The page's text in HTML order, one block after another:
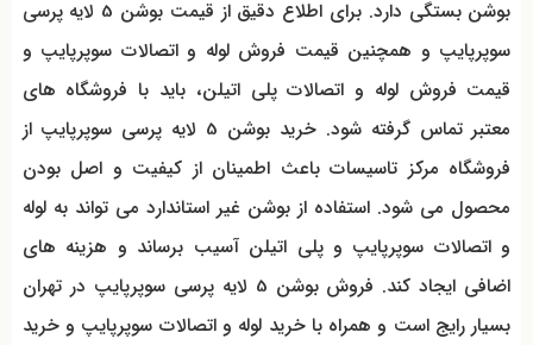
بوشن بستگی دارد. برای اطلاع دقیق از قیمت بوشن 5 لایه پرسی
سوپرپایپ و همچنین قیمت فروش لوله و اتصالات سوپرپایپ و
قیمت فروش لوله و اتصالات پلی اتیلن، باید با فروشگاه‌ های
معتبر تماس گرفته شود. خرید بوشن 5 لایه پرسی سوپرپایپ از
فروشگاه مرکز تاسیسات باعث اطمینان از کیفیت و اصل بودن
محصول می شود. استفاده از بوشن غیر استاندارد می تواند به لوله
و اتصالات سوپرپایپ و پلی اتیلن آسیب برساند و هزینه‌ های
اضافی ایجاد کند. فروش بوشن 5 لایه پرسی سوپرپایپ در تهران
بسیار رایج است و همراه با خرید لوله و اتصالات سوپرپایپ و خرید